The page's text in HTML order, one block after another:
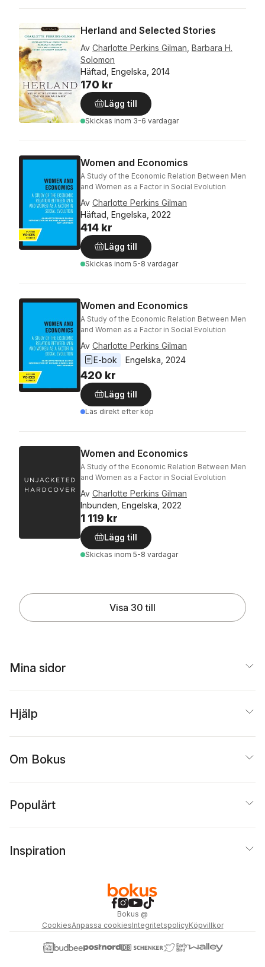
Herland and Selected Stories
Av Charlotte Perkins Gilman Barbara H.
Solomon
Häftad, Engelska, 2014
170 kr
Lägg till
Skickas inom 3-6 vardagar
Women and Economics
A Study of the Economic Relation Between Men
and Women as a Factor in Social Evolution
Av Charlotte Perkins Gilman
Häftad, Engelska, 2022
414 kr
Lägg till
Skickas inom 5-8 vardagar
Women and Economics
A Study of the Economic Relation Between Men
and Women as a Factor in Social Evolution
Av Charlotte Perkins Gilman
E-bok
Engelska 2024
420 kr
Lägg till
Läs direkt efter köp
Women and Economics
A Study of the Economic Relation Between Men
and Women as a Factor in Social Evolution
Av Charlotte Perkins Gilman
Inbunden, Engelska, 2022
1 119 kr
Lägg till
Skickas inom 5-8 vardagar
Visa 30 till
Mina sidor
Hjälp
Om Bokus
Populärt
Inspiration
Bokus @
CookiesAnpassa cookiesIntegritetspolicyKöpvillkor